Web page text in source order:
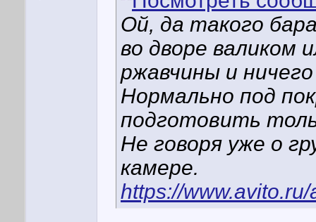
Ой, да такого
во дворе валиком
ржавчины и
Нормально под
подготовить
Не говоря уже о
камере.
https://